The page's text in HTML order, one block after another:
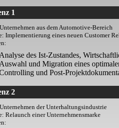
1
aus dem Automotive-Bereich
Implementierung eines neuen Customer
Analyse des Ist-Zustandes,
Auswahl und Migration eines
und Post-
2
der Unterhaltungsindustrie
Relaunch einer Unternehmensmarke